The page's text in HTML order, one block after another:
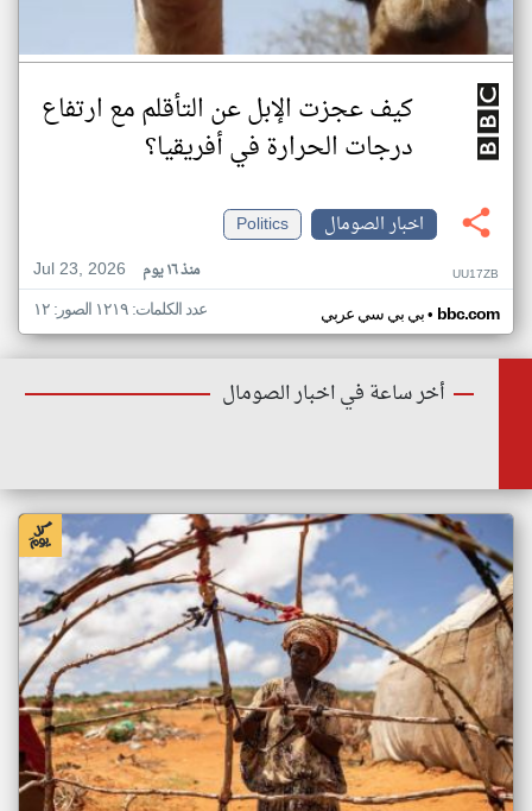
كيف عجزت الإبل عن التأقلم مع ارتفاع
درجات الحرارة في أفريقيا؟
اخبار الصومال
Politics
Jul 23, 2026
منذ ١٦ يوم UU17ZB
بي بي سي عربي• bbc.com عدد الكلمات: ١٢١٩ الصور: ١٢
أخر ساعة في اخبار الصومال